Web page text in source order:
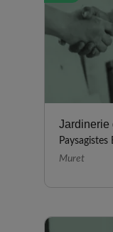
Jardinerie
Muret